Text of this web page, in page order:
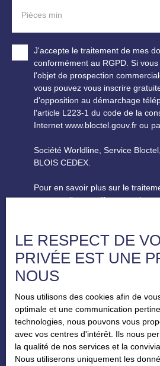
Pièces min
J'accepte le traitement de mes
conformément au RGPD. Si
l'objet de prospection
vous pouvez vous inscrire
d'opposition au démarchage
l'article L223-1 du code de la
Internet www.bloctel.gouv.fr ou
Société Worldline, Service
BLOIS CEDEX.
Pour en savoir plus sur le
personnelles, veuillez consulter
RECEVOIR DES
LE RESPECT DE
PRIVÉE EST UNE
NOUS
Nous utilisons des cookies afin de
optimale et une communication
technologies, nous pouvons vous
avec vos centres d'intérêt. Ils nous
la qualité de nos services et la
Nous utiliserons uniquement les